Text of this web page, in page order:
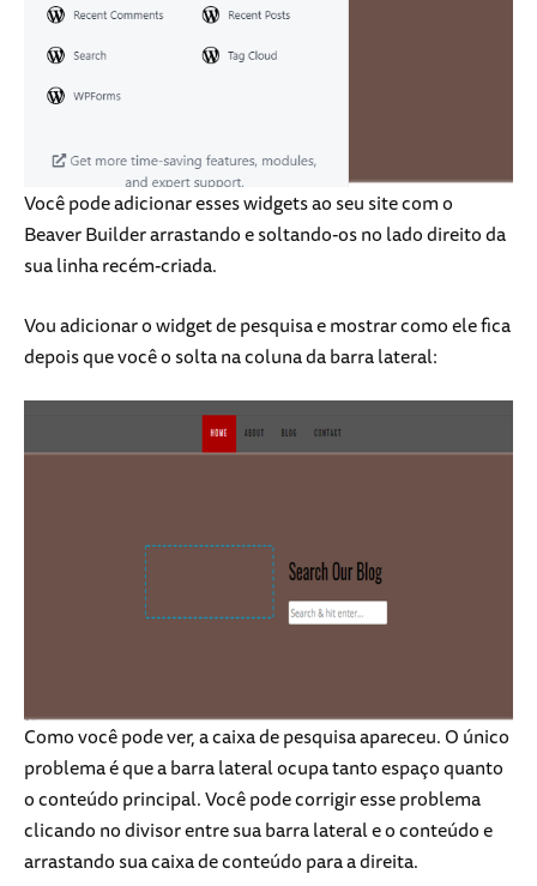
Você pode adicionar esses widgets ao seu site com o
Beaver Builder arrastando e soltando-os no lado direito da
sua linha recém-criada.
Vou adicionar o widget de pesquisa e mostrar como ele fica
depois que você o solta na coluna da barra lateral:
Como você pode ver, a caixa de pesquisa apareceu. O único
problema é que a barra lateral ocupa tanto espaço quanto
o conteúdo principal. Você pode corrigir esse problema
clicando no divisor entre sua barra lateral e o conteúdo e
arrastando sua caixa de conteúdo para a direita.